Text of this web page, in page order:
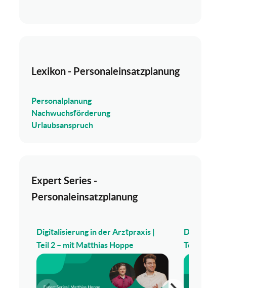
Lexikon - Personaleinsatzplanung
Personalplanung
Nachwuchsförderung
Urlaubsanspruch
Expert Series -
Personaleinsatzplanung
Digitalisierung in der Arztpraxis |
Teil 2 – mit Matthias Hoppe
Digitalisierung in
Teil 1 – mit